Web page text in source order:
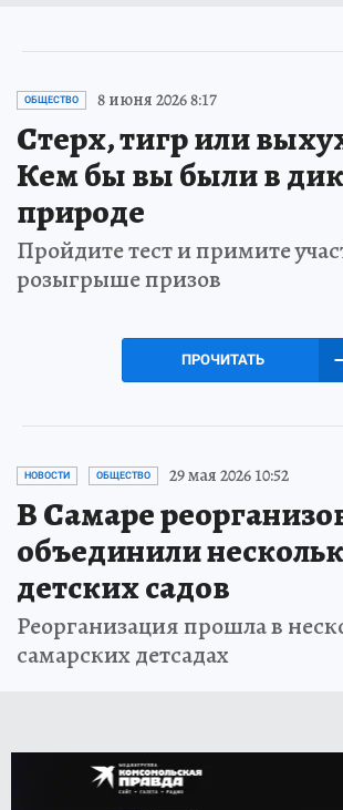
ОБЩЕСТВО 8 июня 2026 8:17
Стерх, тигр или
Кем бы вы были в
природе
Пройдите тест и примите
розыгрыше призов
ПРОЧИТАТЬ
НОВОСТИ ОБЩЕСТВО 29 мая 2026 10:52
В Самаре
объединили
детских садов
Реорганизация прошла в
самарских детсадах